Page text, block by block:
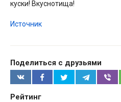
куски! Вкуснотища!
Источник
Поделиться с друзьями
Рейтинг